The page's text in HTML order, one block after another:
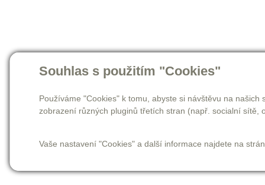
Souhlas s použitím "Cookies"
Používáme "Cookies" k tomu, abyste si návštěvu na
zobrazení různých pluginů třetích stran (např. socialní sítě,
Vaše nastavení "Cookies" a další informace najdete na